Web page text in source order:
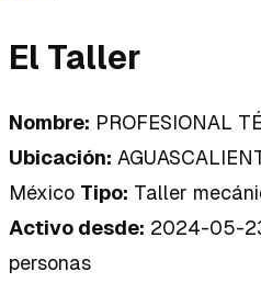
El Taller
Nombre: PROFESIONAL
Ubicación:
México Tipo: Taller
Activo desde: 2024-05-
personas